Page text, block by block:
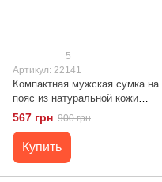
5
Артикул: 22141
Компактная мужская сумка на
пояс из натуральной кожи
Vintage 22141 Коричневый
567 грн 900 грн
Купить